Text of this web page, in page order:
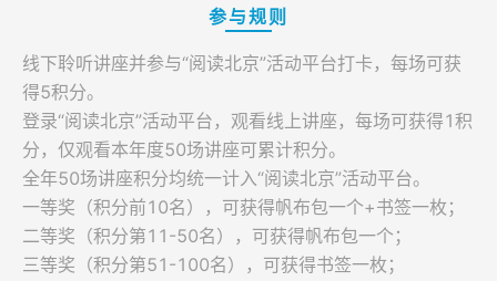
参与规则
线下聆听讲座并参与“阅读北京”活动平台打卡，每场可获
得5积分。
登录“阅读北京”活动平台，观看线上讲座，每场可获得1积
分，仅观看本年度50场讲座可累计积分。
全年50场讲座积分均统一计入“阅读北京”活动平台。
一等奖（积分前10名），可获得帆布包一个+书签一枚；
二等奖（积分第11-50名），可获得帆布包一个；
三等奖（积分第51-100名），可获得书签一枚；